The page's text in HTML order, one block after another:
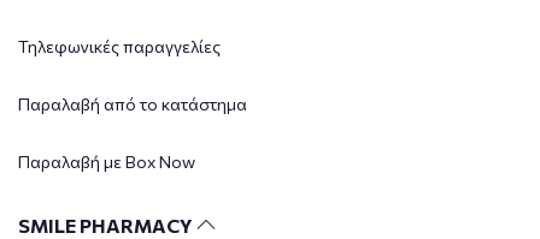
Τηλεφωνικές παραγγελίες
Παραλαβή από το κατάστημα
Παραλαβή με Box Now
SMILE PHARMACY